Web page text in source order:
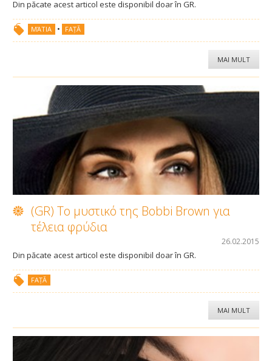
Sugar Wax
Wax Wheel Kit
Roll On
Free Wax Strips
Hair Vanish Face
Accesorii de Epilare
Free Wax Strips
Din păcate acest articol este disponibil doar în GR.
ΜΆΤΙΑ • FAȚĂ
MAI MULT
(GR) To μυστικό της Bobbi Brown για
τέλεια φρύδια
26.02.2015
Din păcate acest articol este disponibil doar în GR.
FAȚĂ
MAI MULT